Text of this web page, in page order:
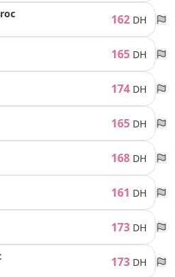
162 DH
165 DH
174 DH
165 DH
168 DH
161 DH
173 DH
173 DH